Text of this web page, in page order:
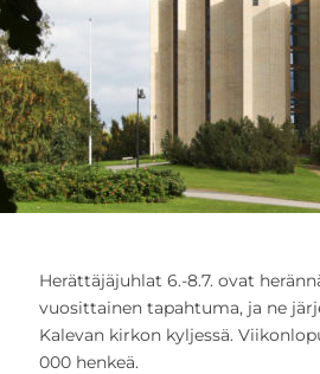
Herättäjäjuhlat 6.-8.7. ovat
vuosittainen tapahtuma, ja ne
Kalevan kirkon kyljessä.
000 henkeä.